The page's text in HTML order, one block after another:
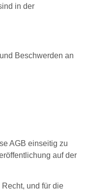
in der
Beschwerden an
AGB einseitig zu
auf der
und für die